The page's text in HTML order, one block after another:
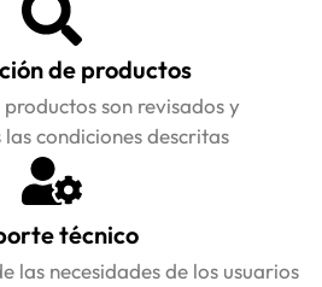
de productos
son revisados y
condiciones descritas
técnico
las necesidades de los usuarios